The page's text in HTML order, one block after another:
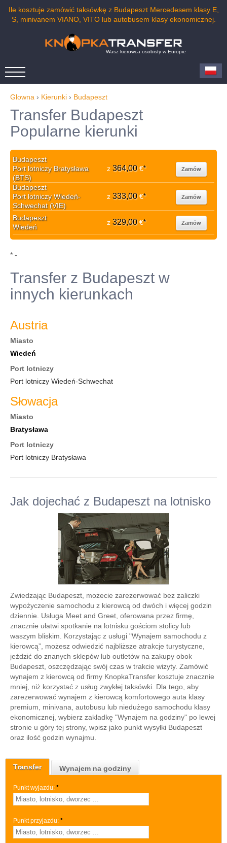
Ile kosztuje zamówić taksówkę z Budapeszt Mercedesem klasy E,
S, minivanem VIANO, VITO lub autobusem klasy ekonomicznej.
Wasz kierowca osobisty w Europie
Glowna › Kierunki › Budapeszt
Transfer Wynajem na godziny
Punkt wyjazdu: *
Punkt przyjazdu: *
Transfer Budapeszt
Popularne kierunki
Budapeszt
Port lotniczy Bratysława
(BTS)
z 364,00€* Zamów
Budapeszt
Port lotniczy Wiedeń-
Schwechat (VIE)
z 333,00€* Zamów
Budapeszt
Wiedeń
z 329,00€* Zamów
* -
Transfer z Budapeszt w
innych kierunkach
Austria
Miasto
Wiedeń
Port lotniczy
Port lotniczy Wiedeń-Schwechat
Słowacja
Miasto
Bratysława
Port lotniczy
Port lotniczy Bratysława
Jak dojechać z Budapeszt na lotnisko
Zwiedzając Budapeszt, możecie zarezerwować bez zaliczki
wypożyczenie samochodu z kierowcą od dwóch i więcej godzin
dziennie. Usługa Meet and Greet, oferowana przez firmę,
znacznie ułatwi spotkanie na lotnisku gościom stolicy lub
waszym bliskim. Korzystając z usługi "Wynajem samochodu z
kierowcą”, możesz odwiedzić najbliższe atrakcje turystyczne,
jeździć do znanych sklepów lub outletów na zakupy obok
Budapeszt, oszczędzając swój czas w trakcie wizyty. Zamówić
wynajem z kierowcą od firmy KnopkaTransfer kosztuje znacznie
mniej, niż korzystać z usług zwykłej taksówki. Dla tego, aby
zarezerwować wynajem z kierowcą komfortowego auta klasy
premium, minivana, autobusu lub niedużego samochodu klasy
ekonomicznej, wybierz zakładkę "Wynajem na godziny" po lewej
stronie u góry tej strony, wpisz jako punkt wysyłki Budapeszt
oraz ilość godzin wynajmu.